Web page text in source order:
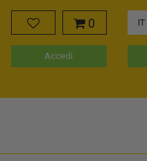
0 IT
Accedi